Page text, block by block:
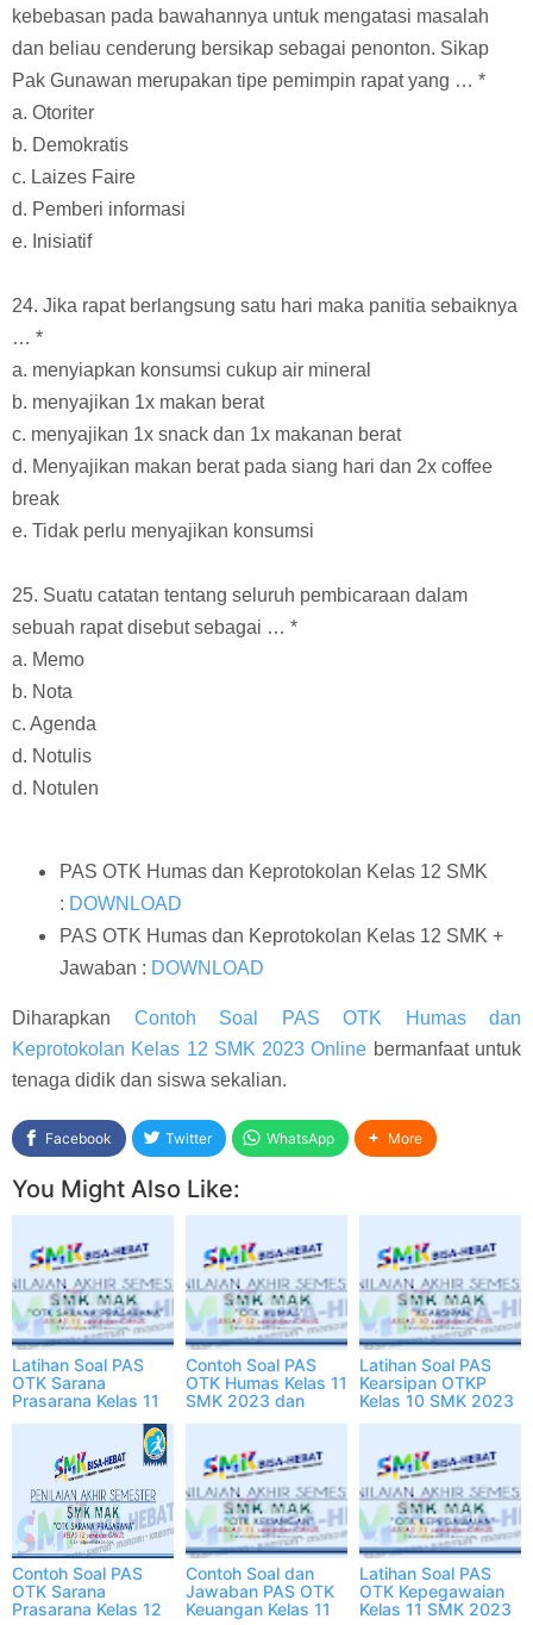
kebebasan pada bawahannya untuk mengatasi masalah
dan beliau cenderung bersikap sebagai penonton. Sikap
Pak Gunawan merupakan tipe pemimpin rapat yang … *
a. Otoriter
b. Demokratis
c. Laizes Faire
d. Pemberi informasi
e. Inisiatif
24. Jika rapat berlangsung satu hari maka panitia sebaiknya
… *
a. menyiapkan konsumsi cukup air mineral
b. menyajikan 1x makan berat
c. menyajikan 1x snack dan 1x makanan berat
d. Menyajikan makan berat pada siang hari dan 2x coffee
break
e. Tidak perlu menyajikan konsumsi
25. Suatu catatan tentang seluruh pembicaraan dalam
sebuah rapat disebut sebagai … *
a. Memo
b. Nota
c. Agenda
d. Notulis
d. Notulen
PAS OTK Humas dan Keprotokolan Kelas 12 SMK
: DOWNLOAD
PAS OTK Humas dan Keprotokolan Kelas 12 SMK +
Jawaban : DOWNLOAD
Diharapkan Contoh Soal PAS OTK Humas dan
Keprotokolan Kelas 12 SMK 2023 Online bermanfaat untuk
tenaga didik dan siswa sekalian.
Facebook Twitter WhatsApp More
You Might Also Like:
Latihan Soal PAS
OTK Sarana
Prasarana Kelas 11
Contoh Soal PAS
OTK Humas Kelas 11
SMK 2023 dan
Latihan Soal PAS
Kearsipan OTKP
Kelas 10 SMK 2023
Contoh Soal PAS
OTK Sarana
Prasarana Kelas 12
Contoh Soal dan
Jawaban PAS OTK
Keuangan Kelas 11
Latihan Soal PAS
OTK Kepegawaian
Kelas 11 SMK 2023